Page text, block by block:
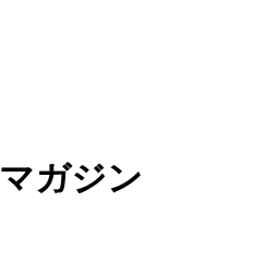
マガジン